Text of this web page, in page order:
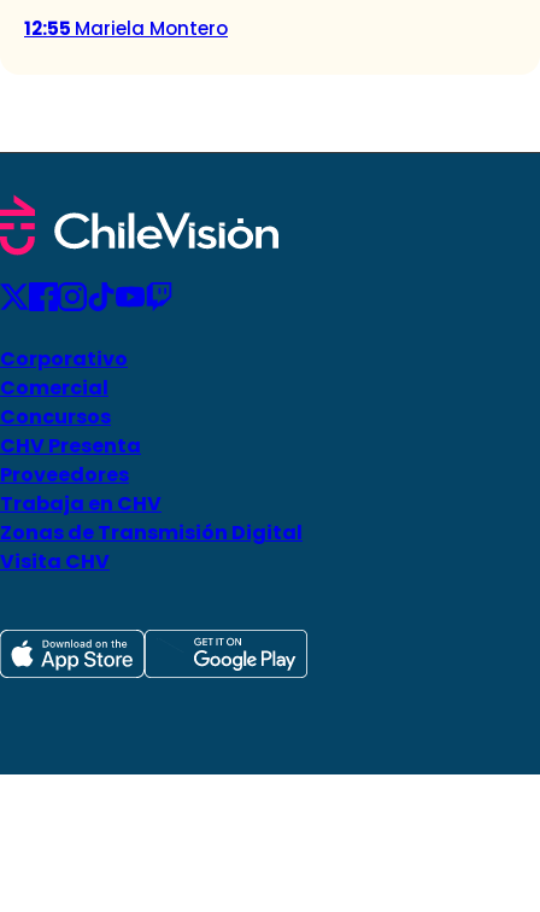
12:55 Mariela Montero
Corporativo
Comercial
Concursos
CHV Presenta
Proveedores
Trabaja en CHV
Zonas de Transmisión Digital
Visita CHV